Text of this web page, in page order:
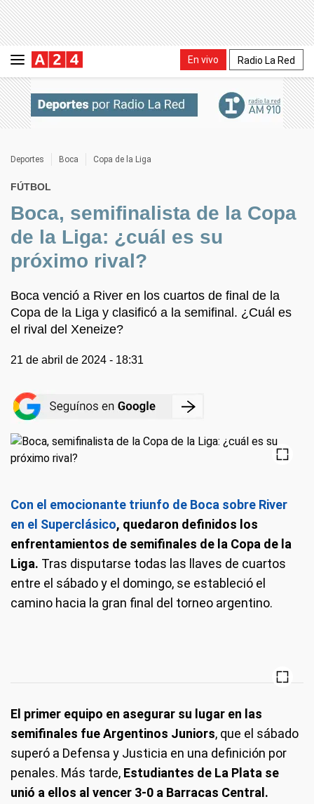
En vivo Radio La Red
Deportes Boca Copa de la Liga
FÚTBOL
Boca, semifinalista de la Copa
de la Liga: ¿cuál es su
próximo rival?
Boca venció a River en los cuartos de final de la
Copa de la Liga y clasificó a la semifinal. ¿Cuál es
el rival del Xeneize?
21 de abril de 2024 - 18:31
Con el emocionante triunfo de Boca sobre River
en el Superclásico, quedaron definidos los
enfrentamientos de semifinales de la Copa de la
Liga. Tras disputarse todas las llaves de cuartos
entre el sábado y el domingo, se estableció el
camino hacia la gran final del torneo argentino.
El primer equipo en asegurar su lugar en las
semifinales fue Argentinos Juniors, que el sábado
superó a Defensa y Justicia en una definición por
penales. Más tarde, Estudiantes de La Plata se
unió a ellos al vencer 3-0 a Barracas Central.